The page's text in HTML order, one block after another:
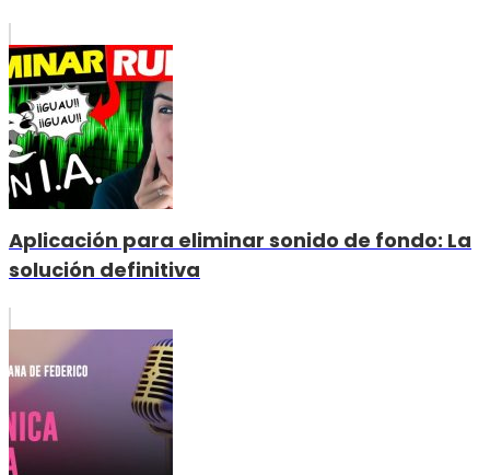
Aplicación para eliminar sonido de fondo: La
solución definitiva